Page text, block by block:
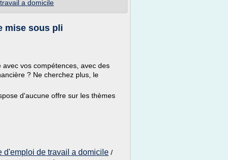
a domicile
mise sous pli
vos compétences, avec des
? Ne cherchez plus, le
d'aucune offre sur les thèmes
d'emploi de travail a domicile /